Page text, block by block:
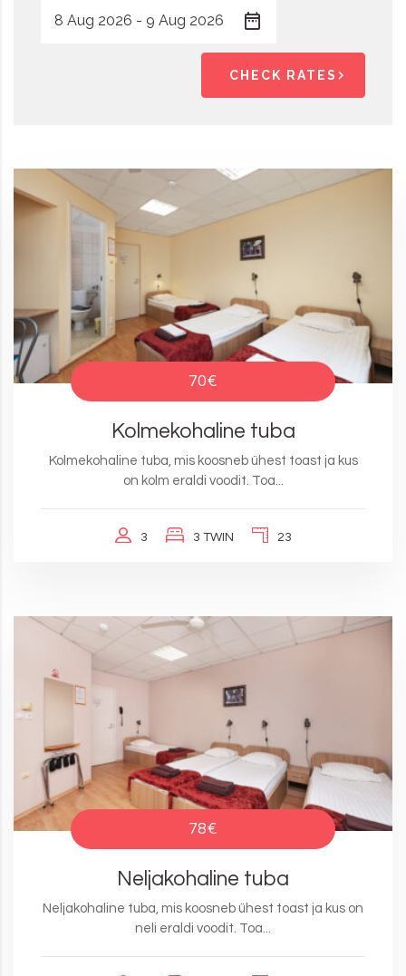
CHECK RATES
70€
Kolmekohaline tuba
Kolmekohaline tuba, mis koosneb ühest toast ja kus
on kolm eraldi voodit. Toa...
3 3 TWIN 23
78€
Neljakohaline tuba
Neljakohaline tuba, mis koosneb ühest toast ja kus on
neli eraldi voodit. Toa...